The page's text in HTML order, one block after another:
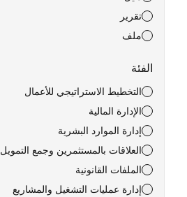
تقرير
ملف
الفئة
التخطيط الاستراتيجي للأعمال
الإدارة المالية
إدارة الموارد البشرية
العلاقات بالمستثمرين وجمع التمويل
الملفات القانونية
إدارة عمليات التشغيل والمشاريع